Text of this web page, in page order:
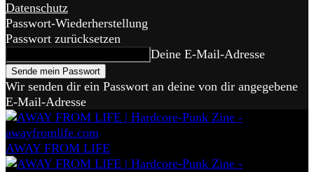
Datenschutz
Passwort-Wiederherstellung
Passwort zurücksetzen
Deine E-Mail-Adresse
Wir senden dir ein Passwort an deine von dir angegebene
E-Mail-Adresse
AWAY FROM LIFE